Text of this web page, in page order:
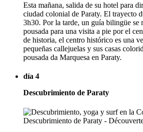
Esta mañana, salida de su hotel para
ciudad colonial de Paraty. El trayecto
3h30. Por la tarde, un guía bilingüe se
pousada para una visita a pie por el
de historia, el centro histórico es una
pequeñas callejuelas y sus casas
pousada da Marquesa en Paraty.
día 4
Descubrimiento de Paraty